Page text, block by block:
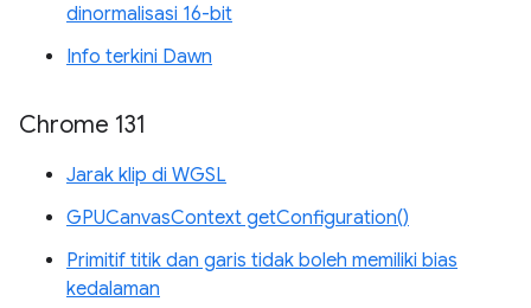
dinormalisasi 16-bit
Info terkini Dawn
Chrome 131
Jarak klip di WGSL
GPUCanvasContext getConfiguration()
Primitif titik dan garis tidak boleh memiliki bias
kedalaman